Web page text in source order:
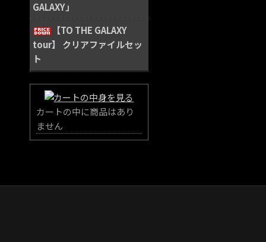
GALAXY」
【TO THE GALAXY
tour】 クリアファイルセッ
ト
カートの中に商品はあり
ません